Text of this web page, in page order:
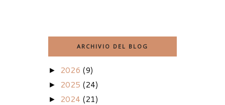
ARCHIVIO DEL BLOG
► 2026 (9)
► 2025 (24)
► 2024 (21)